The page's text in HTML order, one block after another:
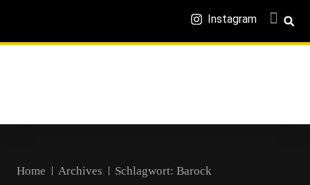
Instagram
Home Archives Schlagwort: Barock